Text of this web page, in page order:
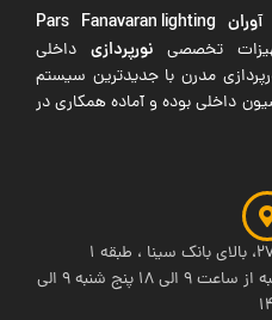
Pars Fanavaran lighting
تخصصی نورپردازی داخلی
مدرن با جدیدترین سیستم
داخلی بوده و آماده همکاری در
ساعت کاری شیراز: شنبه تا چهارشنبه از ساعت 9 الی 18 پنج شنبه 9 الی